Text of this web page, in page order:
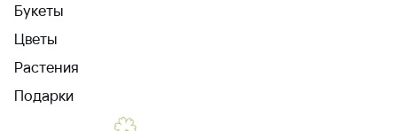
Букеты
Цветы
Растения
Подарки